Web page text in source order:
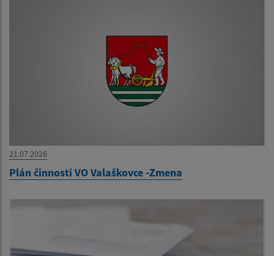
21.07.2026
Plán činnosti VO Valaškovce -Zmena